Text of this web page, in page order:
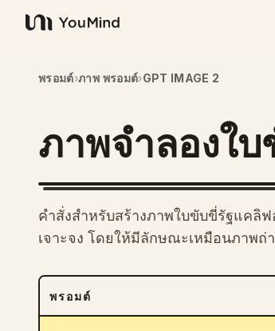
YouMind
พรอมต์›ภาพ พรอมต์›GPT IMAGE 2
ภาพจำลองใ
คำสั่งสำหรับสร้างภาพใบขับขี่รัฐแคลิ
เจาะจง โดยให้มีลักษณะเหมือนภาพถ่
พรอมต์